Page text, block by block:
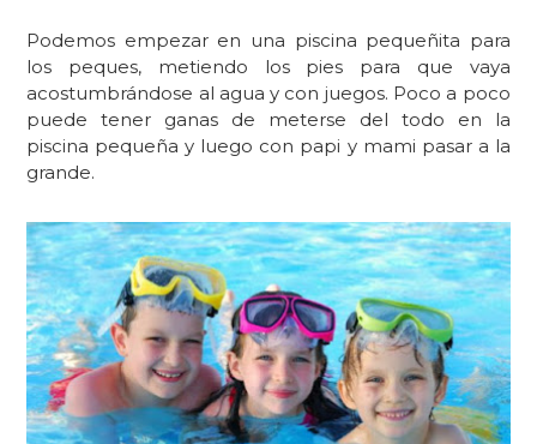
Podemos empezar en una piscina pequeñita para
los peques, metiendo los pies para que vaya
acostumbrándose al agua y con juegos. Poco a poco
puede tener ganas de meterse del todo en la
piscina pequeña y luego con papi y mami pasar a la
grande.